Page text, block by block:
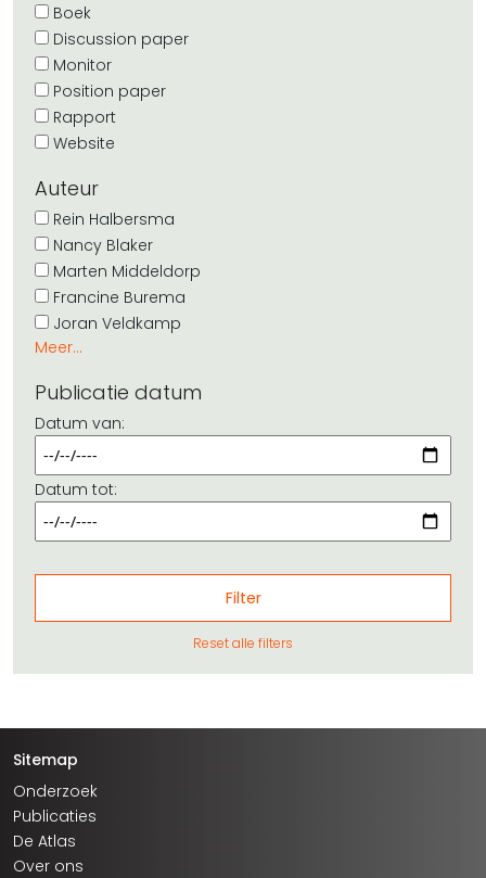
Boek
Discussion paper
Monitor
Position paper
Rapport
Website
Auteur
Rein Halbersma
Nancy Blaker
Marten Middeldorp
Francine Burema
Joran Veldkamp
Meer...
Publicatie datum
Datum van:
Datum tot:
Reset alle filters
Sitemap
Onderzoek
Publicaties
De Atlas
Over ons